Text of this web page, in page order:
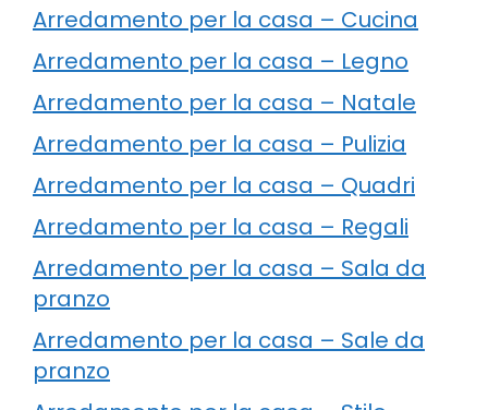
Arredamento per la casa – Cucina
Arredamento per la casa – Legno
Arredamento per la casa – Natale
Arredamento per la casa – Pulizia
Arredamento per la casa – Quadri
Arredamento per la casa – Regali
Arredamento per la casa – Sala da
pranzo
Arredamento per la casa – Sale da
pranzo